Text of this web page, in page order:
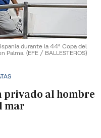
durante la 44ª Copa del
Palma. (EFE / BALLESTEROS)
privado al hombre
mar